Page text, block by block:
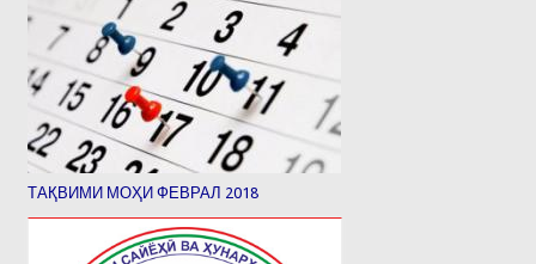
ТАҚВИМИ МОҲИ ФЕВРАЛ 2018